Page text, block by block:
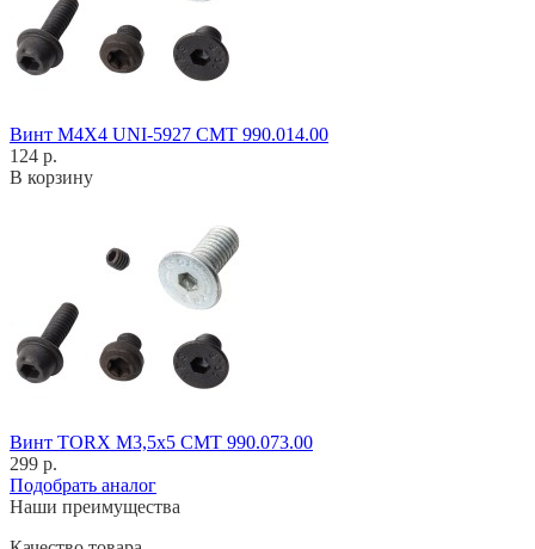
Винт M4X4 UNI-5927 CMT 990.014.00
124 р.
В корзину
Винт TORX M3,5x5 CMT 990.073.00
299 р.
Подобрать аналог
Наши преимущества